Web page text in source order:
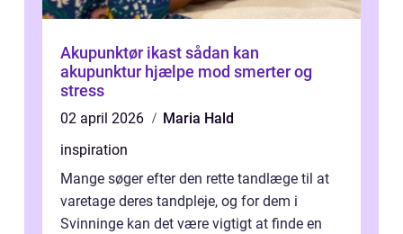
Akupunktør ikast sådan kan
akupunktur hjælpe mod smerter og
stress
02 april 2026
Maria Hald
inspiration
Mange søger efter den rette tandlæge til at
varetage deres tandpleje, og for dem i
Svinninge kan det være vigtigt at finde en